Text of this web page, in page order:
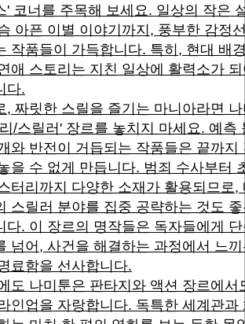
' 코너를 주목해 보세요. 일상의 작은
아픈 이별 이야기까지, 풍부한 감정
작품들이 가득합니다. 특히, 현대 배
애 스토리는 지친 일상에 활력소가
다.
, 짜릿한 스릴을 즐기는 마니아라면
/스릴러' 장르를 놓치지 마세요. 예측
와 반전이 거듭되는 작품들은 끝까지
을 수 없게 만듭니다. 범죄 수사부터
터리까지 다양한 소재가 활용되므로,
스릴러 분야를 집중 공략하는 것도
다. 이 장르의 명작들은 독자들에게
넘어, 사건을 해결하는 과정에서 느
료함을 선사합니다.
도 나미툰은 판타지와 액션 장르에서
인업을 자랑합니다. 독특한 세계관과